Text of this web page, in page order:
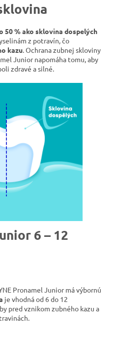
50 % ako sklovina dospelých
z potravín, čo
kazu. Ochrana zubnej skloviny
Junior napomáha tomu, aby
zdravé a silné.
6 – 12
Pronamel Junior má výbornú
je vhodná od 6 do 12
pred vznikom zubného kazu a